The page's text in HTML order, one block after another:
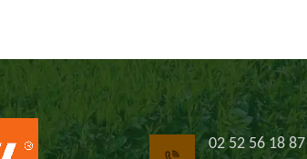
02 52 56 18 87